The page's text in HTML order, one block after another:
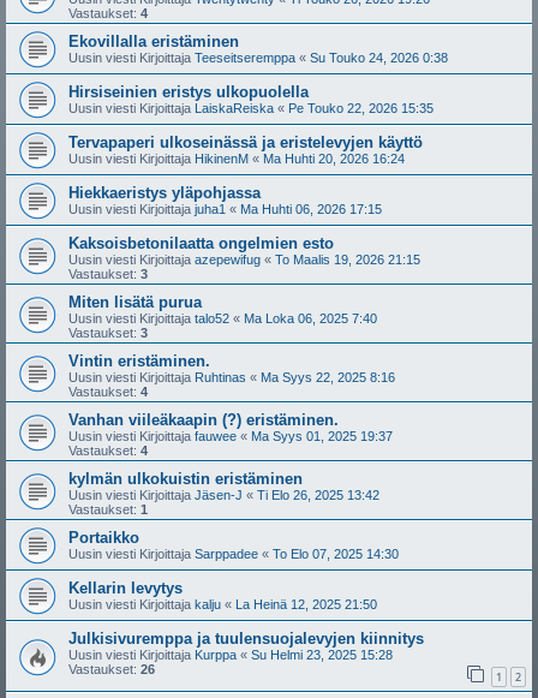
Vastaukset: 4
Ekovillalla eristäminen
Uusin viesti Kirjoittaja Teeseitseremppa « Su Touko 24, 2026 0:38
Hirsiseinien eristys ulkopuolella
Uusin viesti Kirjoittaja LaiskaReiska « Pe Touko 22, 2026 15:35
Tervapaperi ulkoseinässä ja eristelevyjen käyttö
Uusin viesti Kirjoittaja HikinenM « Ma Huhti 20, 2026 16:24
Hiekkaeristys yläpohjassa
Uusin viesti Kirjoittaja juha1 « Ma Huhti 06, 2026 17:15
Kaksoisbetonilaatta ongelmien esto
Uusin viesti Kirjoittaja azepewifug « To Maalis 19, 2026 21:15
Vastaukset: 3
Miten lisätä purua
Uusin viesti Kirjoittaja talo52 « Ma Loka 06, 2025 7:40
Vastaukset: 3
Vintin eristäminen.
Uusin viesti Kirjoittaja Ruhtinas « Ma Syys 22, 2025 8:16
Vastaukset: 4
Vanhan viileäkaapin (?) eristäminen.
Uusin viesti Kirjoittaja fauwee « Ma Syys 01, 2025 19:37
Vastaukset: 4
kylmän ulkokuistin eristäminen
Uusin viesti Kirjoittaja Jäsen-J « Ti Elo 26, 2025 13:42
Vastaukset: 1
Portaikko
Uusin viesti Kirjoittaja Sarppadee « To Elo 07, 2025 14:30
Kellarin levytys
Uusin viesti Kirjoittaja kalju « La Heinä 12, 2025 21:50
Julkisivuremppa ja tuulensuojalevyjen kiinnitys
Uusin viesti Kirjoittaja Kurppa « Su Helmi 23, 2025 15:28
Vastaukset: 26 1 2